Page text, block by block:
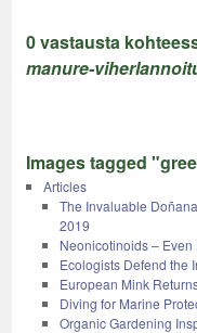
0 vastausta
manure-
Images tagged
Articles
The Invaluable
2019
Neonicotinoids – Even
Ecologists Defend the
European Mink
Diving for Marine
Organic Gardening